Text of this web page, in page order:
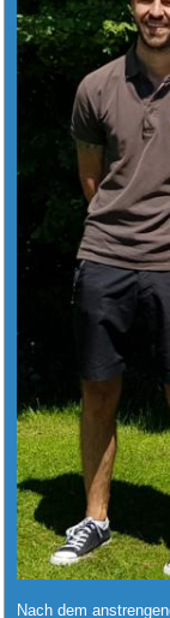
Nach dem